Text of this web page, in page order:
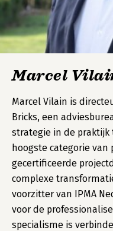
Marcel
Marcel Vilain is
Bricks, een
strategie in de praktijk
hoogste categorie van
gecertificeerde
complexe
voorzitter van IPMA
voor de
specialisme is